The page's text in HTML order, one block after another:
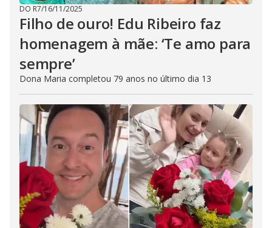
DO R7/16/11/2025
Filho de ouro! Edu Ribeiro faz
homenagem à mãe: ‘Te amo para
sempre’
Dona Maria completou 79 anos no último dia 13